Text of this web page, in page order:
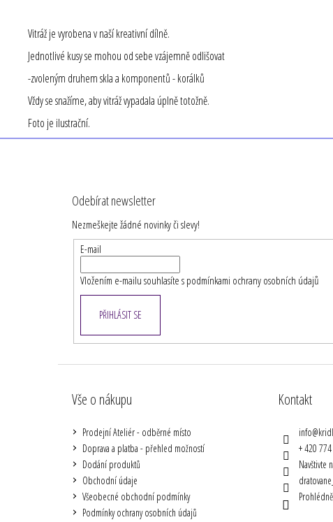
Vitráž je vyrobena v naší kreativní dílně.
Jednotlivé kusy se mohou od sebe vzájemně odlišovat
-zvoleným druhem skla a komponentů - korálků
Vždy se snažíme, aby vitráž vypadala úplně totožně.
Foto je ilustrační.
Odebírat newsletter
Nezmeškejte žádné novinky či slevy!
E-mail
Vložením e-mailu souhlasíte spodmínkami ochrany osobních údajů
PŘIHLÁSIT SE
Vše o nákupu
Prodejní Ateliér - odběrné místo
Doprava a platba - přehled možností
Dodání produktů
Obchodní údaje
Všeobecné obchodní podmínky
Podmínky ochrany osobních údajů
Kontakt
info@
+ 420
Navštivte